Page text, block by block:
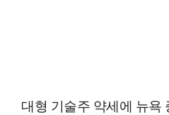
대형 기술주 약세에 뉴욕